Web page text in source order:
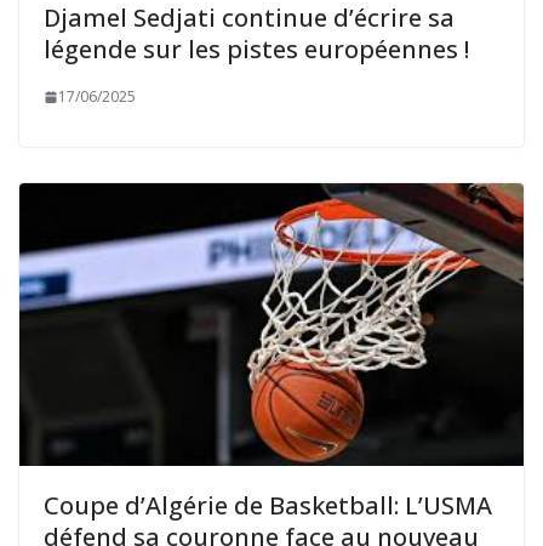
Djamel Sedjati continue d’écrire sa
légende sur les pistes européennes !
17/06/2025
Coupe d’Algérie de Basketball: L’USMA
défend sa couronne face au nouveau